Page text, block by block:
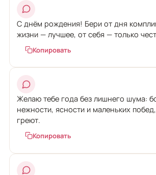
С днём рождения! Бери от дня
жизни — лучшее, от себя — только
Копировать
Желаю тебе года без лишнего шума:
нежности, ясности и маленьких
греют.
Копировать